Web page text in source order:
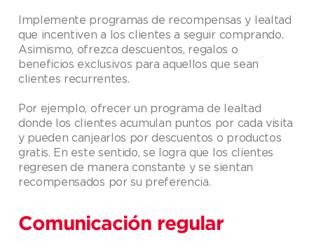
Implemente programas de recompensas y lealtad
que incentiven a los clientes a seguir comprando.
Asimismo, ofrezca descuentos, regalos o
beneficios exclusivos para aquellos que sean
clientes recurrentes.
Por ejemplo, ofrecer un programa de lealtad
donde los clientes acumulan puntos por cada visita
y pueden canjearlos por descuentos o productos
gratis. En este sentido, se logra que los clientes
regresen de manera constante y se sientan
recompensados por su preferencia.
Comunicación regular